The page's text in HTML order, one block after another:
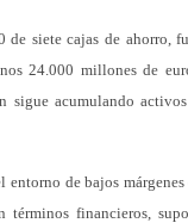
de siete cajas de ahorro,
24.000 millones de
sigue acumulando
de bajos
financieros,